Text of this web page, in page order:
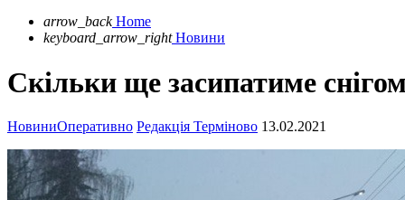
arrow_back Home
keyboard_arrow_right Новини
Скільки ще засипатиме
НовиниОперативно Редакція Терміново 13.02.2021